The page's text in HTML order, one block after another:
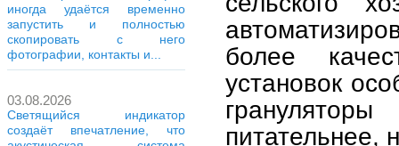
иногда удаётся временно
запустить и полностью
скопировать с него
фотографии, контакты и...
03.08.2026
Светящийся индикатор
создаёт впечатление, что
более
установок
питательнее,